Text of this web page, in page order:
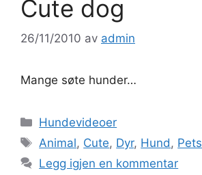
Cute dog
26/11/2010 av admin
Mange søte hunder…
Kategorier
Hundevideoer
Stikkord
Animal, Cute, Dyr, Hund, Pets
Legg igjen en kommentar